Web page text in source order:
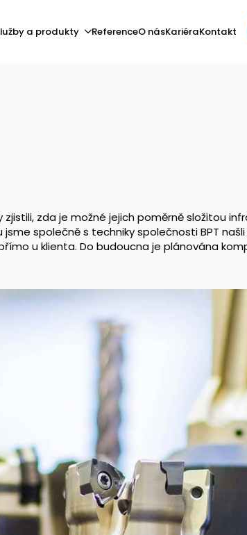
a produkty ReferenceO násKariéraKontakt
zda je možné jejich poměrně složitou
společně s techniky společnosti BPT našli
u klienta. Do budoucna je plánována